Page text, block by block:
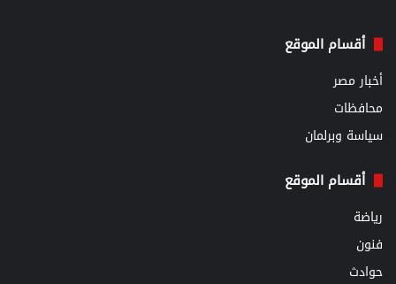
أقسام الموقع
أخبار مصر
محافظات
سياسة وبرلمان
أقسام الموقع
رياضة
فنون
حوادث